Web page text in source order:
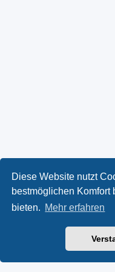
Diese Website nutzt
bestmöglichen Komfort
bieten. Mehr erfahren